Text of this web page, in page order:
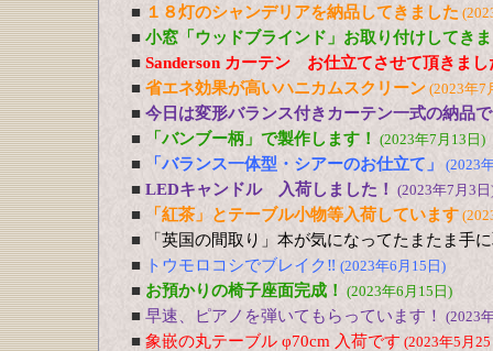
■ １８灯のシャンデリアを納品してきました
■ 小窓「ウッドブラインド」お取り付けしてき
■ Sanderson カーテン お仕立てさせて頂きまし
■ 省エネ効果が高いハニカムスクリーン (2023年7
■ 今日は変形バランス付きカーテン一式の納品
■
「バンブー柄」で製作します！ (2023年7月13日)
■ 「バランス一体型・シアーのお仕立て」 (2023
■ LEDキャンドル 入荷しました！ (2023年7月3日
■ 「紅茶」とテーブル小物等入荷しています
■
「英国の間取り」本が気になってたまたま手
■
トウモロコシでブレイク‼ (2023年6月15日)
■ お預かりの椅子座面完成！ (2023年6月15日)
■ 早速、ピアノを弾いてもらっています！ (2023
■ 象嵌の丸テーブル φ70cm 入荷です (2023年5月